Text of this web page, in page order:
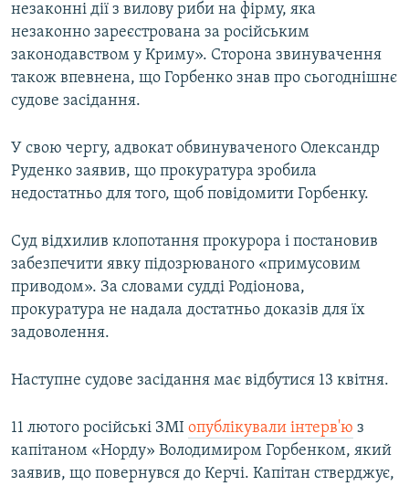
незаконні дії з вилову риби на фірму, яка
незаконно зареєстрована за російським
законодавством у Криму». Сторона звинувачення
також впевнена, що Горбенко знав про сьогоднішнє
судове засідання.
У свою чергу, адвокат обвинуваченого Олександр
Руденко заявив, що прокуратура зробила
недостатньо для того, щоб повідомити Горбенку.
Суд відхилив клопотання прокурора і постановив
забезпечити явку підозрюваного «примусовим
приводом». За словами судді Родіонова,
прокуратура не надала достатньо доказів для їх
задоволення.
Наступне судове засідання має відбутися 13 квітня.
11 лютого російські ЗМІ опублікували інтерв'ю з
капітаном «Норду» Володимиром Горбенком, який
заявив, що повернувся до Керчі. Капітан стверджує,